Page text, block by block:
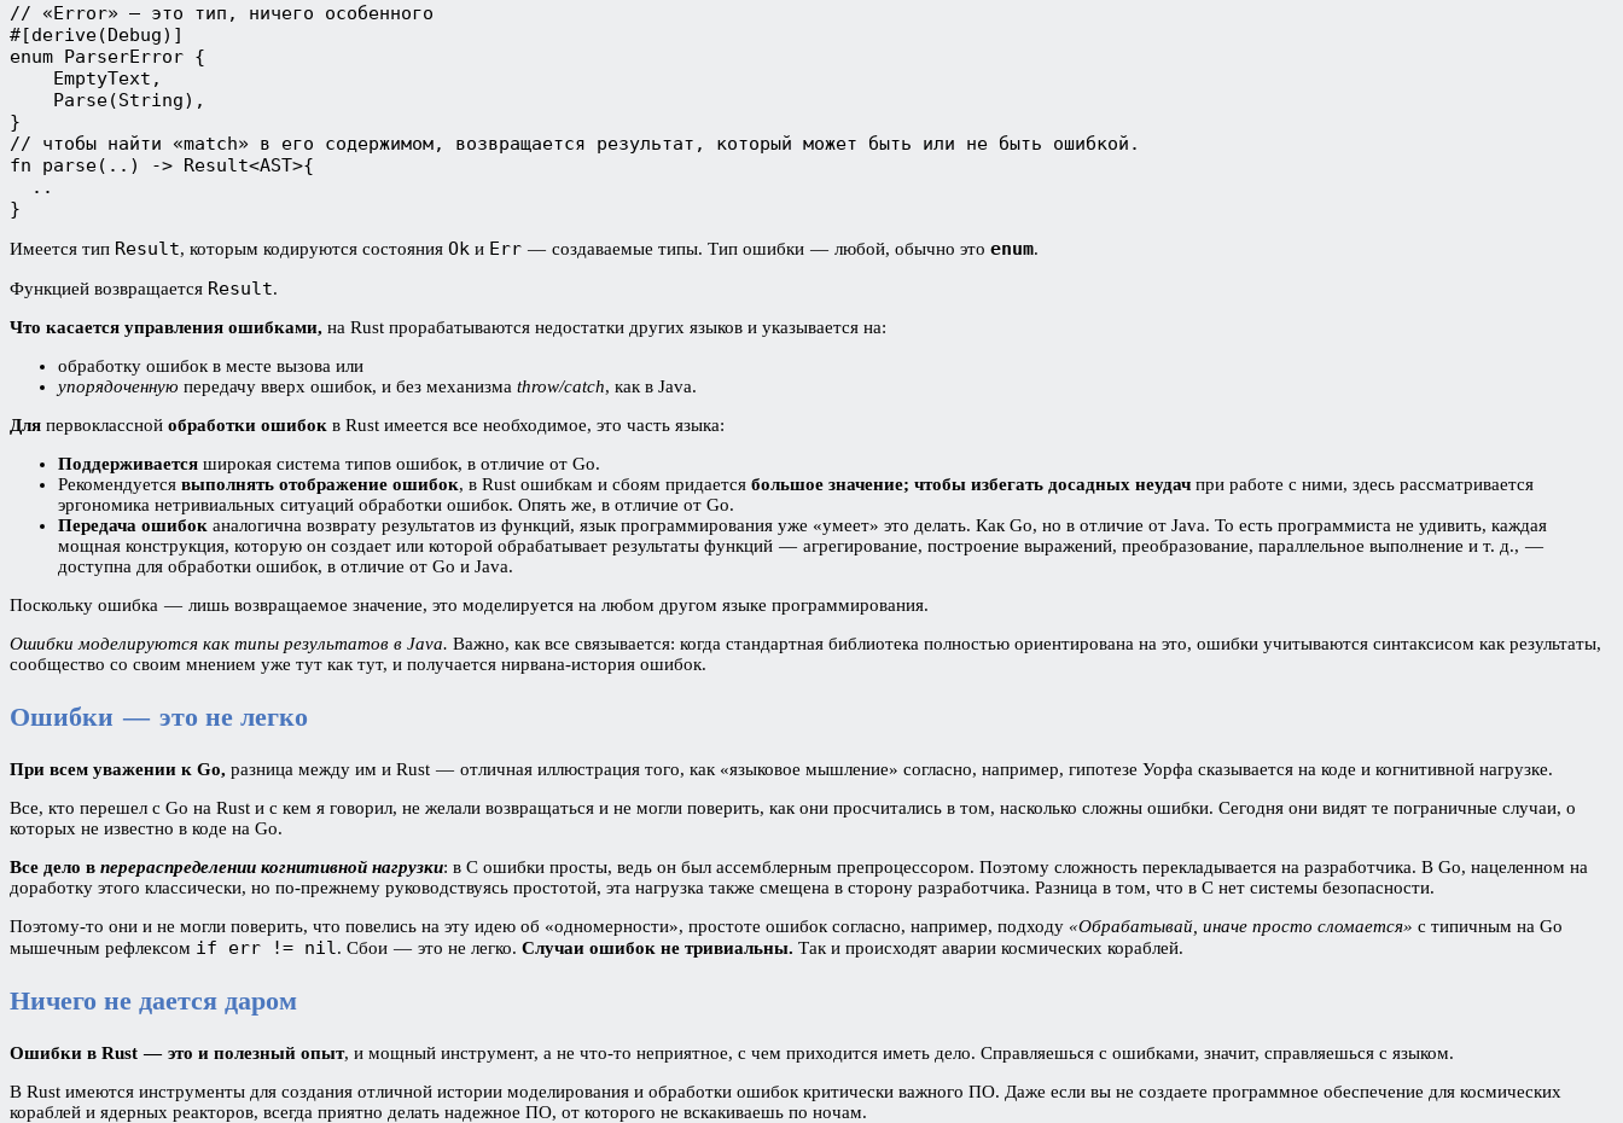
// «Error» — это тип, ничего особенного
#[derive(Debug)]
enum ParserError {
    EmptyText,
    Parse(String),
}
// чтобы найти «match» в его содержимом, возвращается результат, который может быть или не быть ошибкой.
fn parse(..) -> Result<AST>{
  ..
}
Имеется тип Result, которым кодируются состояния Ok и Err — создаваемые типы. Тип ошибки — любой, обычно это enum.
Функцией возвращается Result.
Что касается управления ошибками, на Rust прорабатываются недостатки других языков и указывается на:
обработку ошибок в месте вызова или
упорядоченную передачу вверх ошибок, и без механизма throw/catch, как в Java.
Для первоклассной обработки ошибок в Rust имеется все необходимое, это часть языка:
Поддерживается широкая система типов ошибок, в отличие от Go.
Рекомендуется выполнять отображение ошибок, в Rust ошибкам и сбоям придается большое значение; чтобы избегать досадных неудач при работе с ними, здесь рассматривается
эргономика нетривиальных ситуаций обработки ошибок. Опять же, в отличие от Go.
Передача ошибок аналогична возврату результатов из функций, язык программирования уже «умеет» это делать. Как Go, но в отличие от Java. То есть программиста не удивить, каждая
мощная конструкция, которую он создает или которой обрабатывает результаты функций — агрегирование, построение выражений, преобразование, параллельное выполнение и т. д., —
доступна для обработки ошибок, в отличие от Go и Java.
Поскольку ошибка — лишь возвращаемое значение, это моделируется на любом другом языке программирования.
Ошибки моделируются как типы результатов в Java. Важно, как все связывается: когда стандартная библиотека полностью ориентирована на это, ошибки учитываются синтаксисом как результаты,
сообщество со своим мнением уже тут как тут, и получается нирвана-история ошибок.
Ошибки — это не легко
При всем уважении к Go, разница между им и Rust — отличная иллюстрация того, как «языковое мышление» согласно, например, гипотезе Уорфа сказывается на коде и когнитивной нагрузке.
Все, кто перешел с Go на Rust и с кем я говорил, не желали возвращаться и не могли поверить, как они просчитались в том, насколько сложны ошибки. Сегодня они видят те пограничные случаи, о
которых не известно в коде на Go.
Все дело в перераспределении когнитивной нагрузки: в C ошибки просты, ведь он был ассемблерным препроцессором. Поэтому сложность перекладывается на разработчика. В Go, нацеленном на
доработку этого классически, но по-прежнему руководствуясь простотой, эта нагрузка также смещена в сторону разработчика. Разница в том, что в C нет системы безопасности.
Поэтому-то они и не могли поверить, что повелись на эту идею об «одномерности», простоте ошибок согласно, например, подходу «Обрабатывай, иначе просто сломается» с типичным на Go
мышечным рефлексом if err != nil. Сбои — это не легко. Случаи ошибок не тривиальны. Так и происходят аварии космических кораблей.
Ничего не дается даром
Ошибки в Rust — это и полезный опыт, и мощный инструмент, а не что-то неприятное, с чем приходится иметь дело. Справляешься с ошибками, значит, справляешься с языком.
В Rust имеются инструменты для создания отличной истории моделирования и обработки ошибок критически важного ПО. Даже если вы не создаете программное обеспечение для космических
кораблей и ядерных реакторов, всегда приятно делать надежное ПО, от которого не вскакиваешь по ночам.